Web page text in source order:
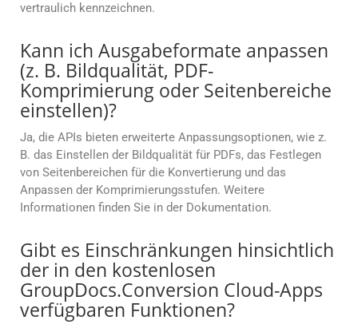
vertraulich kennzeichnen.
Kann ich Ausgabeformate anpassen
(z. B. Bildqualität, PDF-
Komprimierung oder Seitenbereiche
einstellen)?
Ja, die APIs bieten erweiterte Anpassungsoptionen, wie z.
B. das Einstellen der Bildqualität für PDFs, das Festlegen
von Seitenbereichen für die Konvertierung und das
Anpassen der Komprimierungsstufen. Weitere
Informationen finden Sie in der Dokumentation.
Gibt es Einschränkungen hinsichtlich
der in den kostenlosen
GroupDocs.Conversion Cloud-Apps
verfügbaren Funktionen?